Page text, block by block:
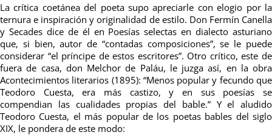
La crítica coetánea del poeta supo apreciarle con elogio por la
ternura e inspiración y originalidad de estilo. Don Fermín Canella
y Secades dice de él en Poesías selectas en dialecto asturiano
que, si bien, autor de “contadas composiciones”, se le puede
considerar “el príncipe de estos escritores”. Otro crítico, este de
fuera de casa, don Melchor de Paláu, le juzga así, en la obra
Acontecimientos literarios (1895): “Menos popular y fecundo que
Teodoro Cuesta, era más castizo, y en sus poesías se
compendian las cualidades propias del bable.” Y el aludido
Teodoro Cuesta, el más popular de los poetas bables del siglo
XIX, le pondera de este modo: